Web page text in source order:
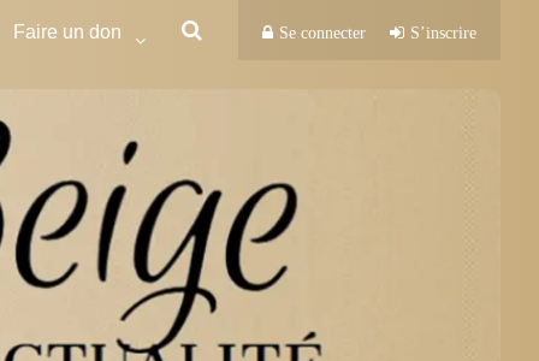
Faire un don Se connecter S’inscrire